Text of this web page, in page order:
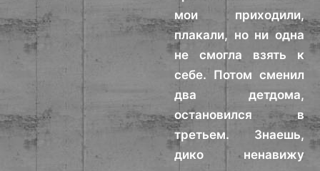
мои приходили,
плакали, но ни одна
не смогла взять к
себе. Потом сменил
два детдома,
остановился в
третьем. Знаешь,
дико ненавижу